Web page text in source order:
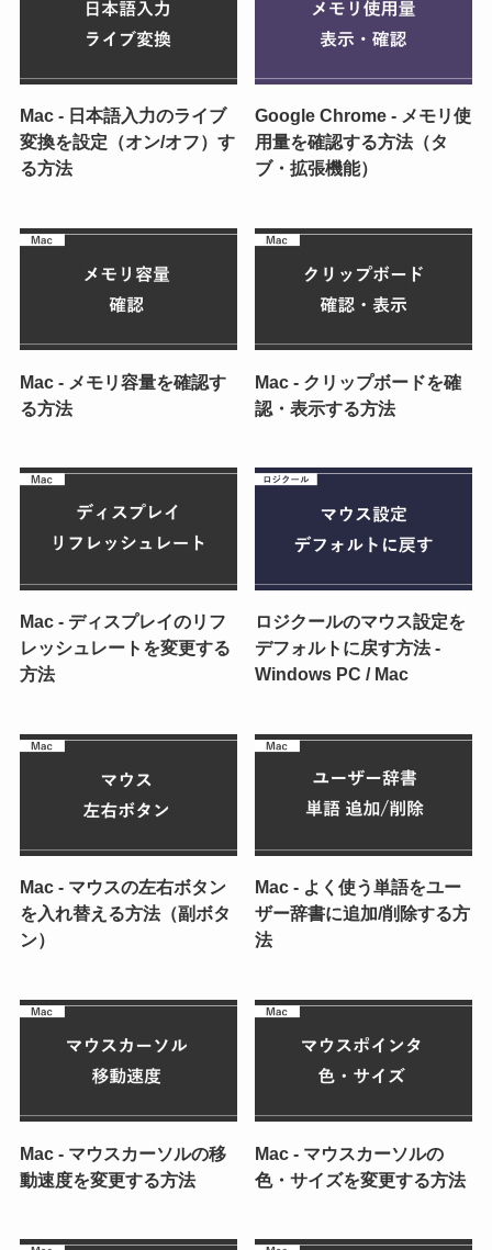
Mac - 日本語入力のライブ
変換を設定（オン/オフ）す
る方法
Google Chrome - メモリ使
用量を確認する方法（タ
ブ・拡張機能）
Mac - メモリ容量を確認す
る方法
Mac - クリップボードを確
認・表示する方法
Mac - ディスプレイのリフ
レッシュレートを変更する
方法
ロジクールのマウス設定を
デフォルトに戻す方法 -
Windows PC / Mac
Mac - マウスの左右ボタン
を入れ替える方法（副ボタ
ン）
Mac - よく使う単語をユー
ザー辞書に追加/削除する方
法
Mac - マウスカーソルの移
動速度を変更する方法
Mac - マウスカーソルの
色・サイズを変更する方法